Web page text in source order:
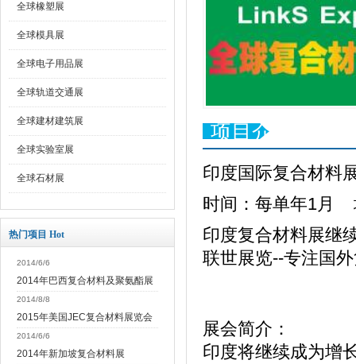
全球橡塑展
全球模具展
全球电子用品展
全球轨道交通展
全球建材建筑展
全球实验室展
全球石材展
热门项目 Hot
2014/6/6
2014年巴西复合材料及聚氨酯展
2014/8/8
2015年美国JEC复合材料展览会
2014/6/6
2014年新加坡复合材料展
项目介绍
印度国际复合材料
时间：每单年1月
印度复合材料展继
联世展览--专注国
展会简介：
印度将继续成为增